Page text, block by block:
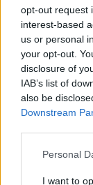
opt-out request
interest-based
us or personal
your opt-out.
disclosure of
IAB’s list of
also be
Downstream
Personal
I want to
meilleur prix
Biographie
Corrections &